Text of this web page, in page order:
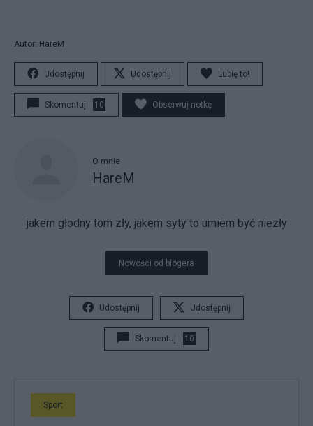
Autor: HareM
Udostępnij Udostępnij Lubię to!
Skomentuj 10 Obserwuj notkę
O mnie
HareM
jakem głodny tom zły, jakem syty to umiem być niezły
Nowości od blogera
Udostępnij Udostępnij
Skomentuj 10
Sport